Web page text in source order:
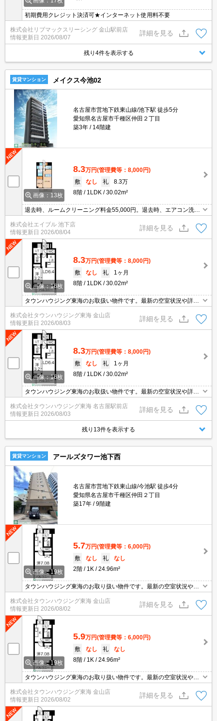
初期費用クレジット決済可★インターネット使用料不要
株式会社リブマックスリーシング 金山駅前店
情報更新日 2026/08/07
詳細を見る
残り4件を表示する
賃貸マンション メイクス今池02
名古屋市営地下鉄東山線/池下駅 徒歩5分
愛知県名古屋市千種区仲田２丁目
築3年
14階建
画像：13枚
8.3万円(管理費等：8,000円)
敷
なし 礼
8.3万
8階
1LDK 30.02m²
退去時、ルームクリーニング料金55,000円。退去時、エアコン洗浄
代16,500円。楽器応相談。法人契約の場合礼金1ヶ月。2年未満の解
約時、違約金家賃+管理費の1.5ヶ月分発生。
株式会社エイブル 池下店
情報更新日 2026/08/04
詳細を見る
画像：16枚
8.3万円(管理費等：8,000円)
敷
なし 礼
1ヶ月
8階
1LDK 30.02m²
タウンハウジング東海のお取扱い物件です。最新の空室状況や詳細
などお気軽にお問い合わせください。
株式会社タウンハウジング東海 金山店
情報更新日 2026/08/03
詳細を見る
画像：16枚
8.3万円(管理費等：8,000円)
敷
なし 礼
1ヶ月
8階
1LDK 30.02m²
タウンハウジング東海のお取扱い物件です。最新の空室状況や詳細
などお気軽にお問い合わせください。
株式会社タウンハウジング東海 名古屋駅前店
情報更新日 2026/08/03
詳細を見る
残り13件を表示する
賃貸マンション アールズタワー池下西
名古屋市営地下鉄東山線/今池駅 徒歩4分
愛知県名古屋市千種区仲田２丁目
築17年
9階建
画像：19枚
5.7万円(管理費等：6,000円)
敷
なし 礼
なし
2階
1K 24.96m²
タウンハウジング東海のお取り扱い物件です。最新の空室状況やの
詳細などお気軽にお問い合わせ下さい。
株式会社タウンハウジング東海 金山店
情報更新日 2026/08/02
詳細を見る
画像：19枚
5.9万円(管理費等：6,000円)
敷
なし 礼
なし
8階
1K 24.96m²
タウンハウジング東海のお取り扱い物件です。最新の空室状況やの
詳細などお気軽にお問い合わせ下さい。
株式会社タウンハウジング東海 金山店
情報更新日 2026/08/02
詳細を見る